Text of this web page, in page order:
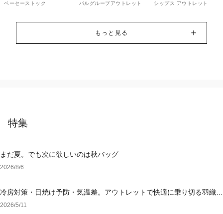
ベーセーストック パルグループアウトレット シップス アウトレット
もっと見る
特集
まだ夏。でも次に欲しいのは秋バッグ
2026/8/6
冷房対策・日焼け予防・気温差。アウトレットで快適に乗り切る羽織り
選び
2026/5/11